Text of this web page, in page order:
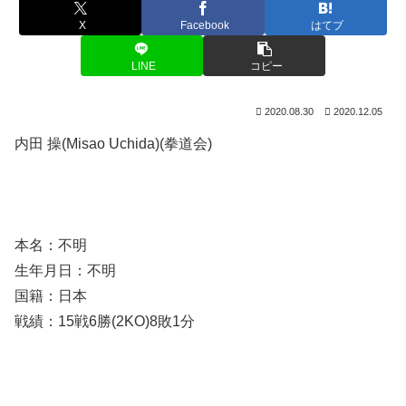
X Facebook はてブ
LINE コピー
2020.08.30 2020.12.05
内田 操(Misao Uchida)(拳道会)
本名：不明
生年月日：不明
国籍：日本
戦績：15戦6勝(2KO)8敗1分